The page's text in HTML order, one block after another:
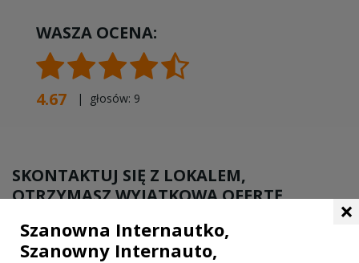
WASZA OCENA:
4.67 | głosów: 9
SKONTAKTUJ SIĘ Z LOKALEM,
OTRZYMASZ WYJĄTKOWĄ OFERTĘ
×
Szanowna Internautko,
Szanowny Internauto,